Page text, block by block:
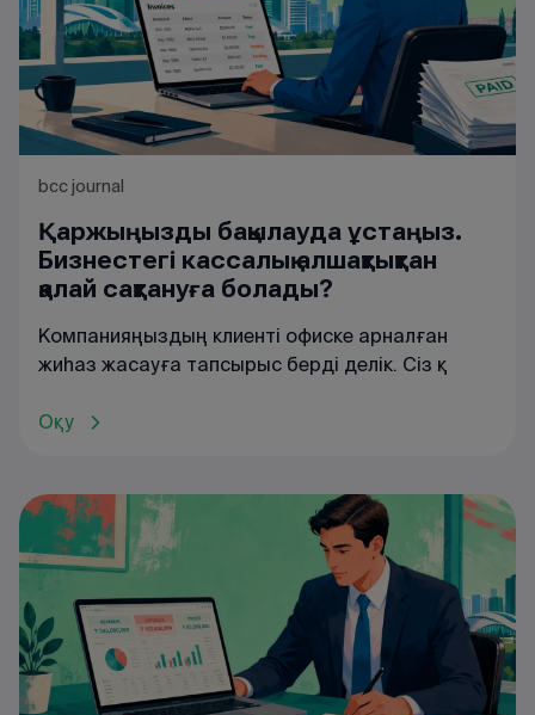
bcc journal
Қаржыңызды бақылауда ұстаңыз.
Бизнестегі кассалық алшақтықтан
қалай сақтануға болады?
Компанияңыздың клиенті офиске арналған
жиһаз жасауға тапсырыс берді делік. Сіз қ
Оқу